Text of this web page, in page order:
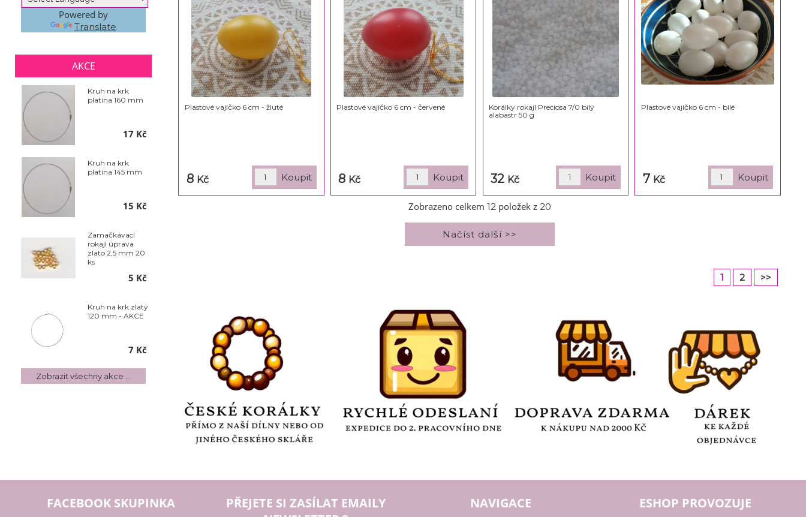
Plastové vajíčko 6 cm - žluté
8 Kč
Plastové vajíčko 6 cm - červené
8 Kč
Korálky rokajl Preciosa 7/0 bílý
alabastr 50 g
32 Kč
Plastové vajíčko 6 cm - bílé
7 Kč
Zobrazeno celkem 12položek z 20
1 2 >>
Powered by
Translate
AKCE
Kruh na krk
platina 160 mm
17 Kč
Kruh na krk
platina 145 mm
15 Kč
Zamačkávací
rokajl úprava
zlato 2,5 mm 20
ks
5 Kč
Kruh na krk zlatý
120 mm - AKCE
7 Kč
Zobrazit všechny akce ...
FACEBOOK SKUPINKA
PŘEJETE SI ZASÍLAT EMAILY
NAVIGACE ESHOP PROVOZUJE